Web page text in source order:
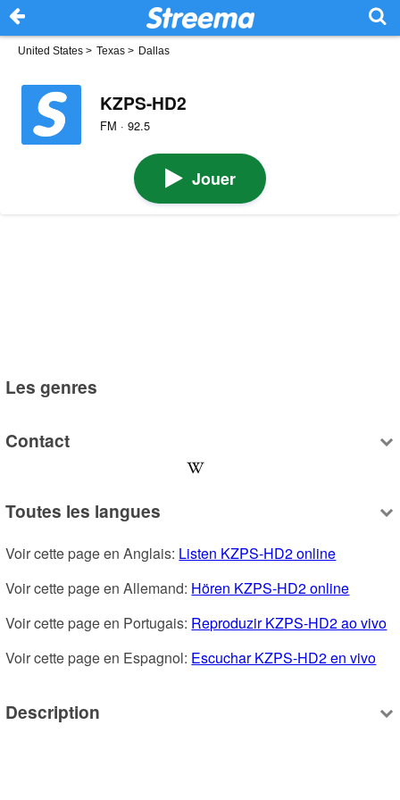
United States > Texas > Dallas
KZPS-HD2
FM · 92.5
Jouer
Les genres
Contact
Toutes les langues
Voir cette page en Anglais: Listen KZPS-HD2 online
Voir cette page en Allemand: Hören KZPS-HD2 online
Voir cette page en Portugais: Reproduzir KZPS-HD2 ao vivo
Voir cette page en Espagnol: Escuchar KZPS-HD2 en vivo
Description